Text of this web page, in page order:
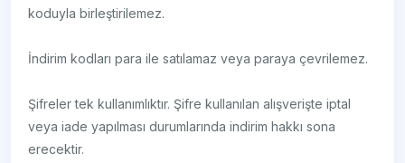
koduyla birleştirilemez.
İndirim kodları para ile satılamaz veya paraya çevrilemez.
Şifreler tek kullanımlıktır. Şifre kullanılan alışverişte iptal
veya iade yapılması durumlarında indirim hakkı sona
erecektir.